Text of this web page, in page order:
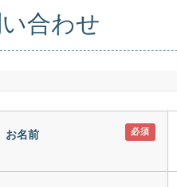
合わせ
お名前